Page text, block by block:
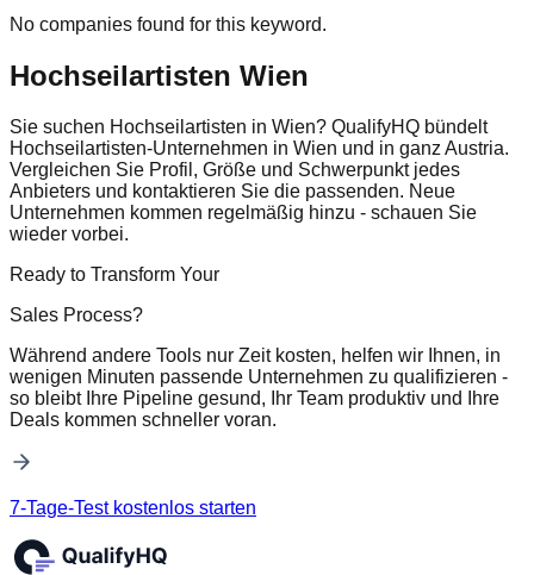
No companies found for this keyword.
Hochseilartisten Wien
Sie suchen Hochseilartisten in Wien? QualifyHQ bündelt
Hochseilartisten-Unternehmen in Wien und in ganz Austria.
Vergleichen Sie Profil, Größe und Schwerpunkt jedes
Anbieters und kontaktieren Sie die passenden. Neue
Unternehmen kommen regelmäßig hinzu - schauen Sie
wieder vorbei.
Ready to Transform Your
Sales Process?
Während andere Tools nur Zeit kosten, helfen wir Ihnen, in
wenigen Minuten passende Unternehmen zu qualifizieren -
so bleibt Ihre Pipeline gesund, Ihr Team produktiv und Ihre
Deals kommen schneller voran.
7-Tage-Test kostenlos starten